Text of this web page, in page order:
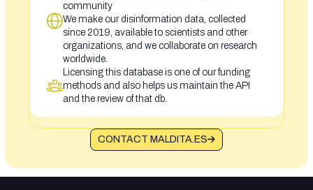
community
We make our disinformation data, collected
since 2019, available to scientists and other
organizations, and we collaborate on research
worldwide.
Licensing this database is one of our funding
methods and also helps us maintain the API
and the review of that db.
CONTACT MALDITA.ES